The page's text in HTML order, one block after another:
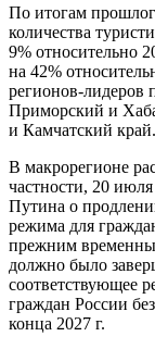
По итогам
количества
9% относительно
на 42%
регионов-лидеров
Приморский и
и Камчатский край.
В макрорегионе
частности, 20
Путина о
режима для
прежним
должно было
соответствующее
граждан России
конца 2027 г.